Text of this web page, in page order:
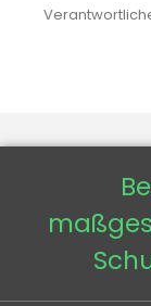
IHR KONTO